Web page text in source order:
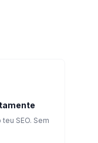
SEO. Sem